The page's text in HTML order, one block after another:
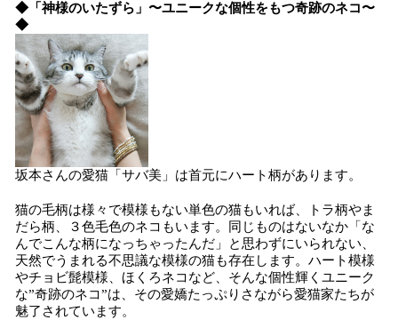
◆「神様のいたずら」〜ユニークな個性をもつ奇跡のネコ〜
◆
坂本さんの愛猫「サバ美」は首元にハート柄があります。
猫の毛柄は様々で模様もない単色の猫もいれば、トラ柄やま
だら柄、３色毛色のネコもいます。同じものはないなか「な
んでこんな柄になっちゃったんだ」と思わずにいられない、
天然でうまれる不思議な模様の猫も存在します。ハート模様
やチョビ髭模様、ほくろネコなど、そんな個性輝くユニーク
な”奇跡のネコ”は、その愛嬌たっぷりさながら愛猫家たちが
魅了されています。